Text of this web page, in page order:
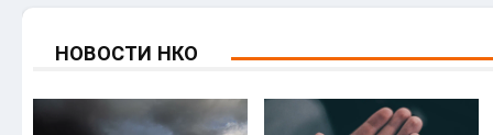
НОВОСТИ НКО